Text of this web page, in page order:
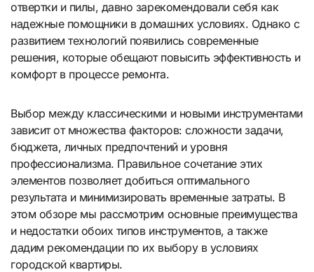
отвертки и пилы, давно зарекомендовали себя как
надежные помощники в домашних условиях. Однако с
развитием технологий появились современные
решения, которые обещают повысить эффективность и
комфорт в процессе ремонта.
Выбор между классическими и новыми инструментами
зависит от множества факторов: сложности задачи,
бюджета, личных предпочтений и уровня
профессионализма. Правильное сочетание этих
элементов позволяет добиться оптимального
результата и минимизировать временные затраты. В
этом обзоре мы рассмотрим основные преимущества
и недостатки обоих типов инструментов, а также
дадим рекомендации по их выбору в условиях
городской квартиры.